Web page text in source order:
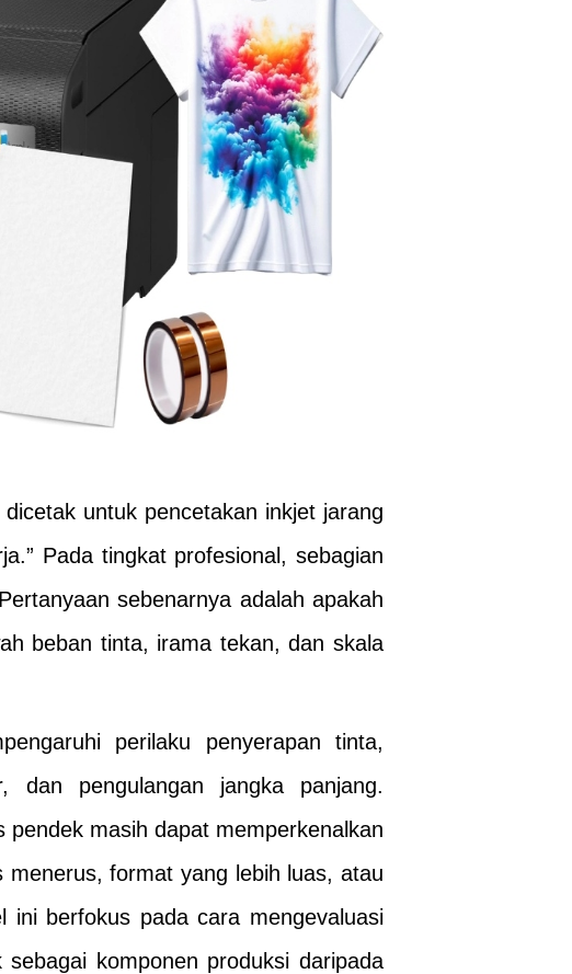
untuk pencetakan inkjet jarang
Pada tingkat profesional, sebagian
sebenarnya adalah apakah
beban tinta, irama tekan, dan skala
perilaku penyerapan tinta,
dan pengulangan jangka panjang.
masih dapat memperkenalkan
format yang lebih luas, atau
ini berfokus pada cara mengevaluasi
komponen produksi daripada